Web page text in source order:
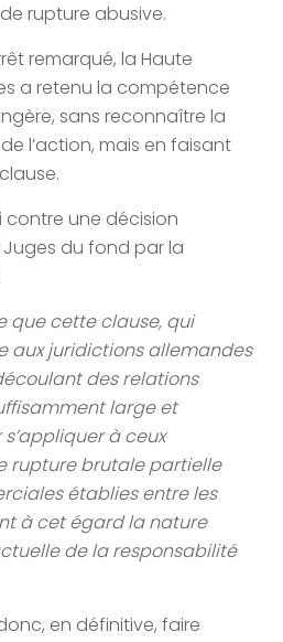
rupture abusive.
remarqué, la Haute
a retenu la compétence
sans reconnaître la
l’action, mais en faisant
contre une décision
du fond par la
que cette clause, qui
aux juridictions allemandes
des relations
large et
à ceux
rupture brutale partielle
établies entre les
à cet égard la nature
de la responsabilité
en définitive, faire